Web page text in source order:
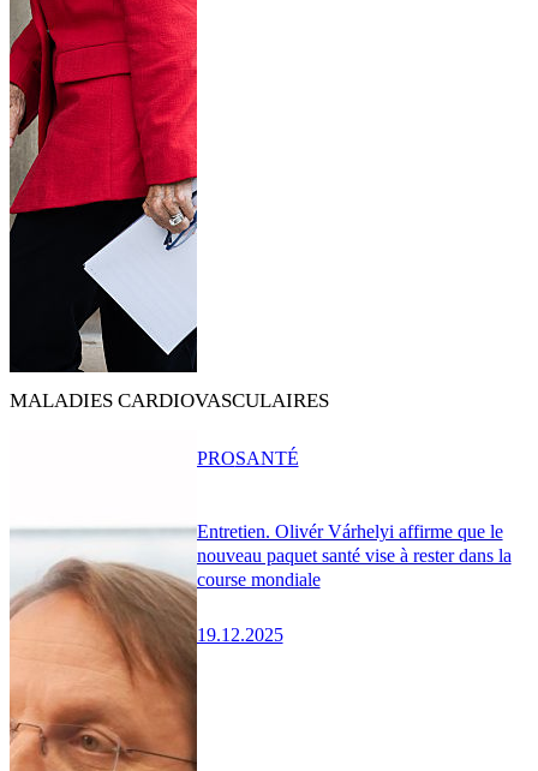
MALADIES CARDIOVASCULAIRES
Entretien. Olivér Várhelyi affirme que le
nouveau paquet santé vise à rester dans la
course mondiale
19.12.2025
PROSANTÉ